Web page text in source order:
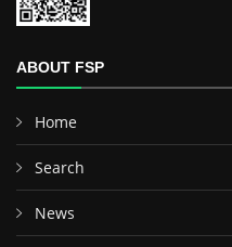
ABOUT FSP
Home
Search
News